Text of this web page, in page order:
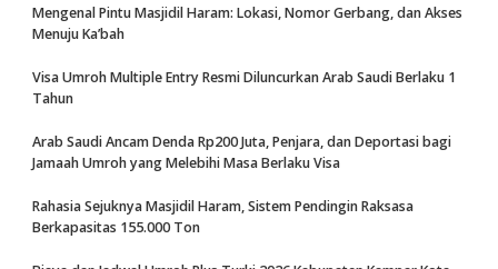
Mengenal Pintu Masjidil Haram: Lokasi, Nomor Gerbang, dan Akses
Menuju Ka’bah
Visa Umroh Multiple Entry Resmi Diluncurkan Arab Saudi Berlaku 1
Tahun
Arab Saudi Ancam Denda Rp200 Juta, Penjara, dan Deportasi bagi
Jamaah Umroh yang Melebihi Masa Berlaku Visa
Rahasia Sejuknya Masjidil Haram, Sistem Pendingin Raksasa
Berkapasitas 155.000 Ton